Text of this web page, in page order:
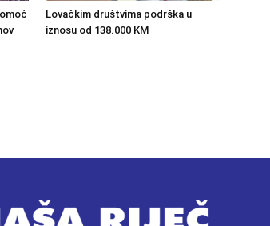
Lovačkim društvima podrška u
iznosu od 138.000 KM